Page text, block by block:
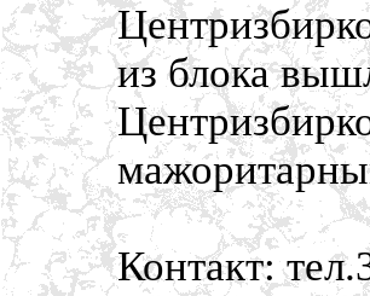
из блока
Контакт: